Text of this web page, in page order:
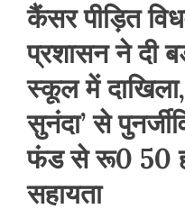
कैंसर पीड़ित
प्रशासन ने दी
स्कूल में दाखिला,
सुनंदा’ से
फंड से रू0 50
सहायता